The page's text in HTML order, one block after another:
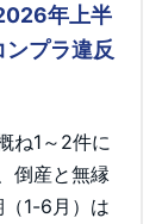
年上半
プラ違反
ね1～2件に
倒産と無縁
1-6月）は